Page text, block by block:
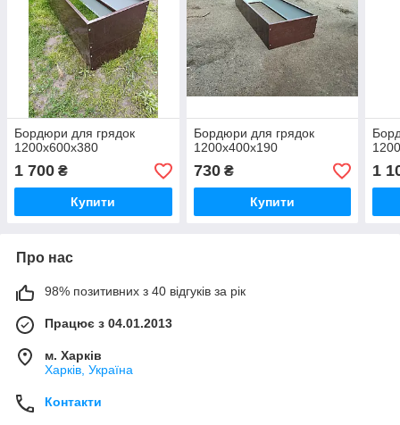
Бордюри для грядок
1200х600х380
1 700 ₴
Купити
Бордюри для грядок
1200х400х190
730₴
Купити
1
Про нас
98% позитивних з 40 відгуків за рік
Працює з 04.01.2013
м. Харків
Харків, Україна
Контакти